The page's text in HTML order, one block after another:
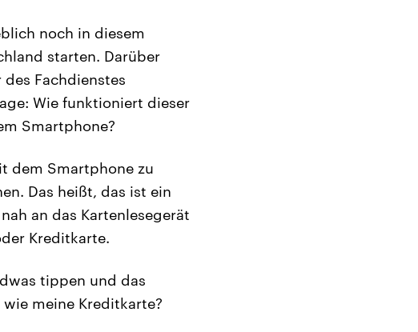
noch in diesem
starten. Darüber
Fachdienstes
Wie funktioniert dieser
Smartphone?
dem Smartphone zu
Das heißt, das ist ein
an das Kartenlesegerät
Kreditkarte.
tippen und das
meine Kreditkarte?